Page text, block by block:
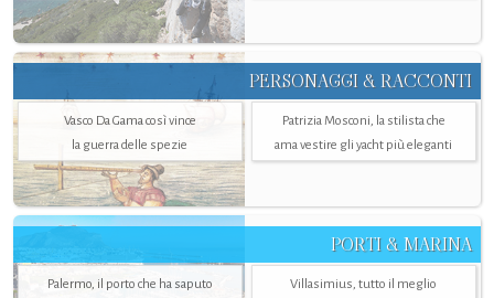
PERSONAGGI & RACCONTI
Vasco Da Gama così vince
la guerra delle spezie
Patrizia Mosconi, la stilista che
ama vestire gli yacht più eleganti
PORTI & MARINA
Palermo, il porto che ha saputo Villasimius, tutto il meglio